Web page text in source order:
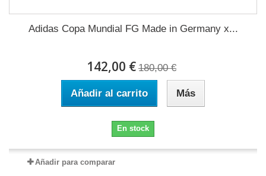
Adidas Copa Mundial FG Made in Germany x...
142,00 € 180,00 €
Añadir al carrito Más
En stock
Añadir para comparar